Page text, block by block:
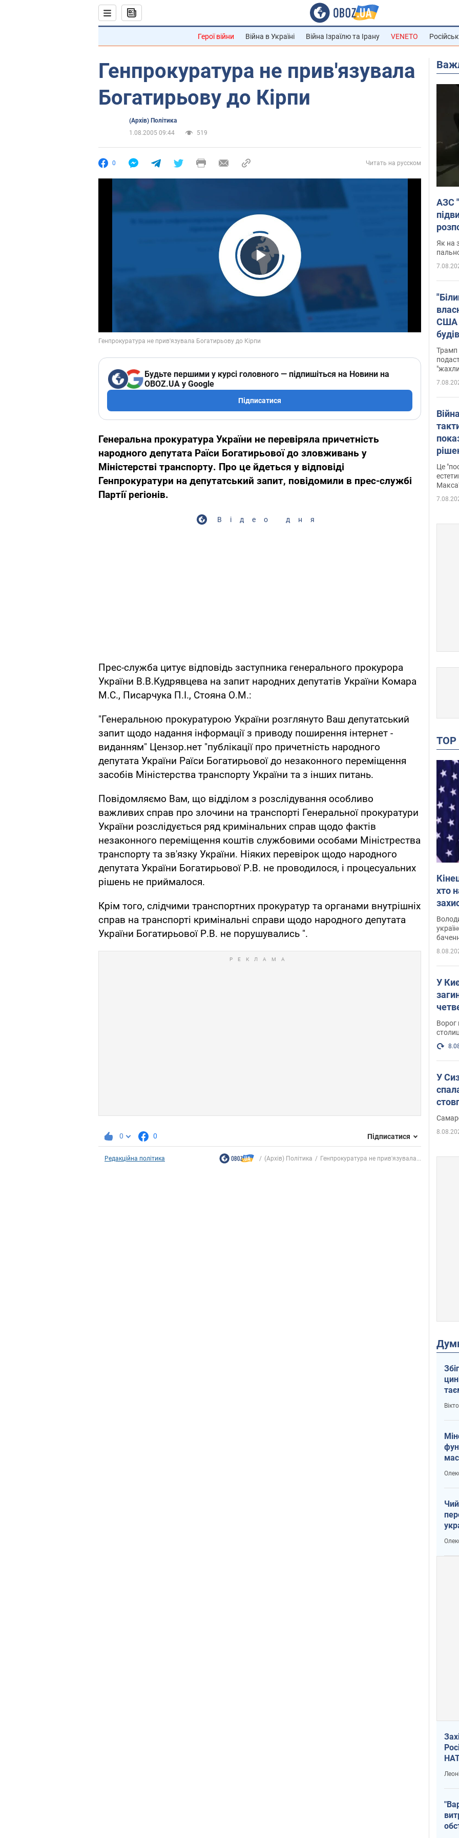
Герої війни Війна в Україні Війна Ізраїлю та Ірану VENETO
Генпрокуратура не прив'язувала
Богатирьову до Кірпи
(Архів) Політика
1.08.2005 09:44
519
0 Читать на русском
Play Video
Будьте першими у курсі головного — підпишіться на Новини на
OBOZ.UA у Google
Підписатися
Генеральна прокуратура України не перевіряла причетність
народного депутата Раїси Богатирьової до зловживань у
Міністерстві транспорту. Про це йдеться у відповіді
Генпрокуратури на депутатський запит, повідомили в прес-службі
Партії регіонів.
Відео дня
Прес-служба цитує відповідь заступника генерального прокурора
України В.В.Кудрявцева на запит народних депутатів України Комара
М.С., Писарчука П.І., Стояна О.М.:
"Генеральною прокуратурою України розглянуто Ваш депутатський
запит щодо надання інформації з приводу поширення інтернет -
виданням" Цензор.нет "публікації про причетність народного
депутата України Раїси Богатирьової до незаконного переміщення
засобів Міністерства транспорту України та з інших питань.
Повідомляємо Вам, що відділом з розслідування особливо
важливих справ про злочини на транспорті Генеральної прокуратури
України розслідується ряд кримінальних справ щодо фактів
незаконного переміщення коштів службовими особами Міністрества
транспорту та зв'язку України. Ніяких перевірок щодо народного
депутата України Богатирьової Р.В. не проводилося, і процесуальних
рішень не приймалося.
Крім того, слідчими транспортних прокуратур та органами внутрішніх
справ на транспорті кримінальні справи щодо народного депутата
України Богатирьової Р.В. не порушувались ".
0 0 Підписатися
Редакційна політика (Архів) Політика Генпрокуратура не прив'язувала...
АЗС
Як на
США
зали
Трамп
Фото
Це
хто
у
У
Ворог
У
і